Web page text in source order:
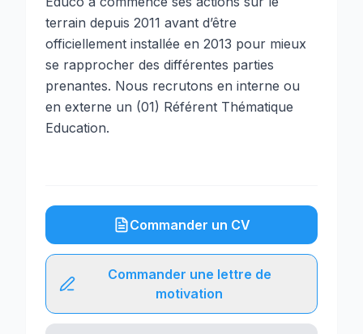
terrain depuis 2011 avant d’être
officiellement installée en 2013 pour mieux
se rapprocher des différentes parties
prenantes. Nous recrutons en interne ou
en externe un (01) Référent Thématique
Education.
Commander un CV
Commander une lettre de
motivation